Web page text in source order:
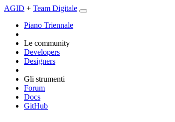
AGID + Team Digitale
Piano Triennale
Le community
Developers
Designers
Gli strumenti
Forum
Docs
GitHub